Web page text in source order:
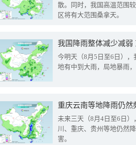
散。同时，我国高温范围
区将有大范围桑拿天。
我国降雨整体减少减弱
今明天（8月5日至6日）
地有中到大雨，局地暴雨
重庆云南等地降雨仍然
未来三天（8月4日至6日
川、重庆、贵州等地仍然
害。